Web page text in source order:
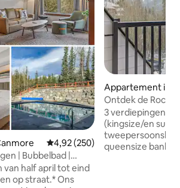
Gemiddelde beoordeling van
4,92 (250)
| Bubbelbad |
bed
van half april tot eind
op straat.* Ons
Appartement in
Ontdek de
appartement in
3 verdiepingen 2
(kingsize/en suite
queensize bank in